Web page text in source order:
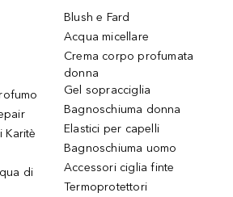
Karitè
di
Blush e Fard
Acqua micellare
Crema corpo profumata
donna
Gel sopracciglia
Bagnoschiuma donna
Elastici per capelli
Bagnoschiuma uomo
Accessori ciglia finte
Termoprotettori